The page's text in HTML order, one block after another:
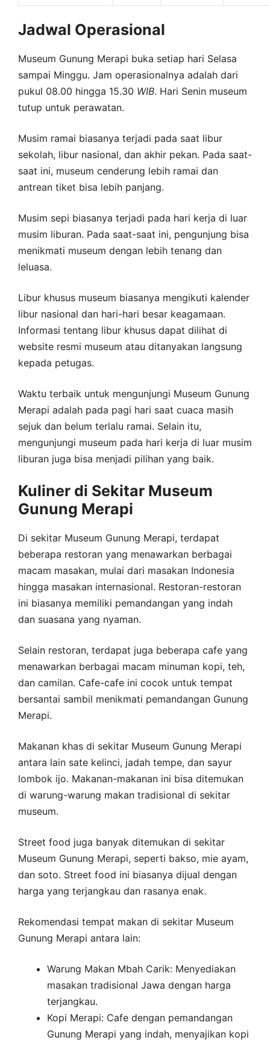
Jadwal Operasional
Museum Gunung Merapi buka setiap hari Selasa
sampai Minggu. Jam operasionalnya adalah dari
pukul 08.00 hingga 15.30 WIB. Hari Senin museum
tutup untuk perawatan.
Musim ramai biasanya terjadi pada saat libur
sekolah, libur nasional, dan akhir pekan. Pada saat-
saat ini, museum cenderung lebih ramai dan
antrean tiket bisa lebih panjang.
Musim sepi biasanya terjadi pada hari kerja di luar
musim liburan. Pada saat-saat ini, pengunjung bisa
menikmati museum dengan lebih tenang dan
leluasa.
Libur khusus museum biasanya mengikuti kalender
libur nasional dan hari-hari besar keagamaan.
Informasi tentang libur khusus dapat dilihat di
website resmi museum atau ditanyakan langsung
kepada petugas.
Waktu terbaik untuk mengunjungi Museum Gunung
Merapi adalah pada pagi hari saat cuaca masih
sejuk dan belum terlalu ramai. Selain itu,
mengunjungi museum pada hari kerja di luar musim
liburan juga bisa menjadi pilihan yang baik.
Kuliner di Sekitar Museum
Gunung Merapi
Di sekitar Museum Gunung Merapi, terdapat
beberapa restoran yang menawarkan berbagai
macam masakan, mulai dari masakan Indonesia
hingga masakan internasional. Restoran-restoran
ini biasanya memiliki pemandangan yang indah
dan suasana yang nyaman.
Selain restoran, terdapat juga beberapa cafe yang
menawarkan berbagai macam minuman kopi, teh,
dan camilan. Cafe-cafe ini cocok untuk tempat
bersantai sambil menikmati pemandangan Gunung
Merapi.
Makanan khas di sekitar Museum Gunung Merapi
antara lain sate kelinci, jadah tempe, dan sayur
lombok ijo. Makanan-makanan ini bisa ditemukan
di warung-warung makan tradisional di sekitar
museum.
Street food juga banyak ditemukan di sekitar
Museum Gunung Merapi, seperti bakso, mie ayam,
dan soto. Street food ini biasanya dijual dengan
harga yang terjangkau dan rasanya enak.
Rekomendasi tempat makan di sekitar Museum
Gunung Merapi antara lain:
Warung Makan Mbah Carik: Menyediakan
masakan tradisional Jawa dengan harga
terjangkau.
Kopi Merapi: Cafe dengan pemandangan
Gunung Merapi yang indah, menyajikan kopi